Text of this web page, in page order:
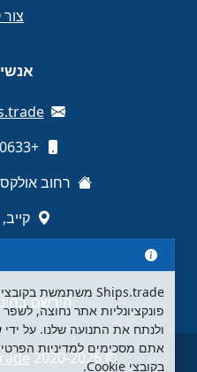
צור
+380934480633
רחוב
קייב,
הירשם
© 2020-2026 Copyright:
פונקציונליות אתר נחוצה,
ולנתח את התנועה שלנו. על ידי
אתם מסכימים למדיניות
בקובצי Cookie.